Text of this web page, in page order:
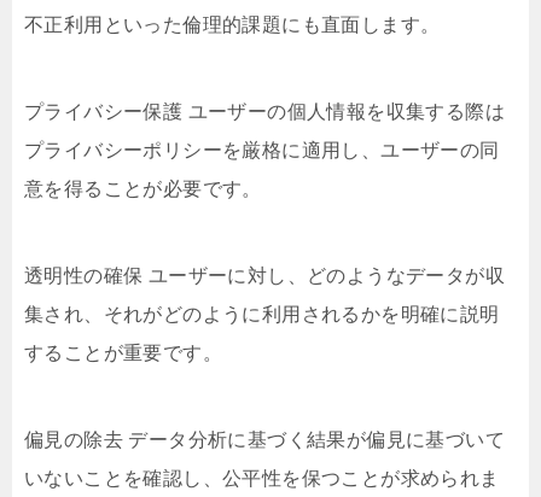
不正利用といった倫理的課題にも直面します。
プライバシー保護 ユーザーの個人情報を収集する際は
プライバシーポリシーを厳格に適用し、ユーザーの同
意を得ることが必要です。
透明性の確保 ユーザーに対し、どのようなデータが収
集され、それがどのように利用されるかを明確に説明
することが重要です。
偏見の除去 データ分析に基づく結果が偏見に基づいて
いないことを確認し、公平性を保つことが求められま